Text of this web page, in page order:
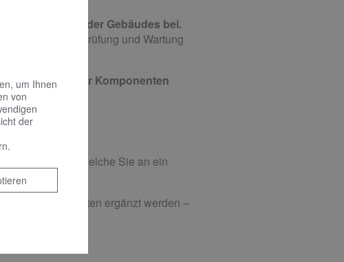
Wohnhauses oder Gebäudes bei.
Überprüfung und Wartung
​aller Komponenten
welche Sie an ein
Komponenten ergänzt werden –
stehen.
um Ihnen
von
der